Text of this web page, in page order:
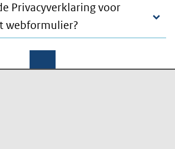
Privacyverklaring voor
webformulier?